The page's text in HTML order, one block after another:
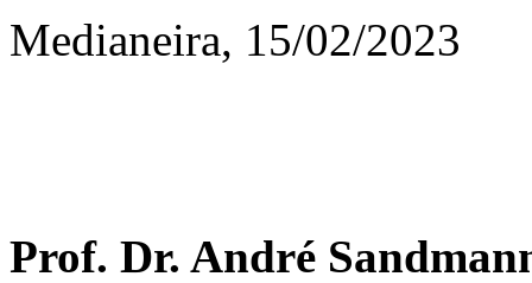
Medianeira, 15/02/2023
Prof. Dr. André